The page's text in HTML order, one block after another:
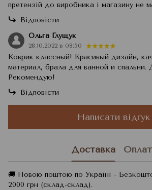
претензій до виробника і магазину не
Відповісти
Ольга Глущук
28.10.2022 в 08:50
Коврик классный! Красивый дизайн,
материал, брала для ванной и спальни.
Рекомендую!
Відповісти
Написати відгук
Доставка
🚚 Новою поштою по Україні -
2000 грн (склад-склад).